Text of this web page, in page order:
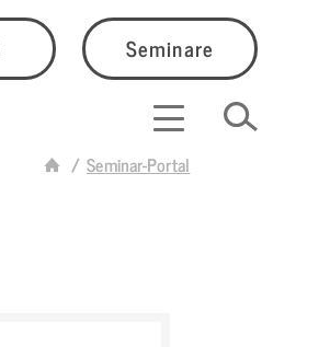
Seminare
Seminar-Portal